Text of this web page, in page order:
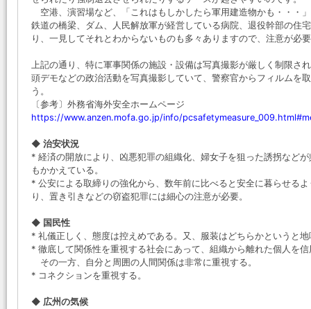
空港、演習場など、「これはもしかしたら軍用建造物かも・・・
鉄道の橋梁、ダム、人民解放軍が経営している病院、退役幹部の住
り、一見してそれとわからないものも多々ありますので、注意が必
上記の通り、特に軍事関係の施設・設備は写真撮影が厳しく制限さ
頭デモなどの政治活動を写真撮影していて、警察官からフィルムを
う。
〔参考〕外務省海外安全ホームページ
https://www.anzen.mofa.go.jp/info/
◆ 治安状況
* 経済の開放により、凶悪犯罪の組織化、婦女子を狙った誘拐など
もかかえている。
* 公安による取締りの強化から、数年前に比べると安全に暮らせる
り、置き引きなどの窃盗犯罪には細心の注意が必要。
◆ 国民性
* 礼儀正しく、態度は控えめである。又、服装はどちらかというと
* 徹底して関係性を重視する社会にあって、組織から離れた個人を
その一方、自分と周囲の人間関係は非常に重視する。
* コネクションを重視する。
◆ 広州の気候